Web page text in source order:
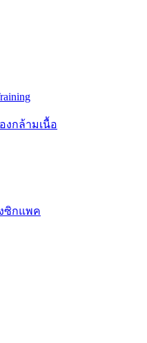
งกล้ามเนื้อ
ซิกแพค